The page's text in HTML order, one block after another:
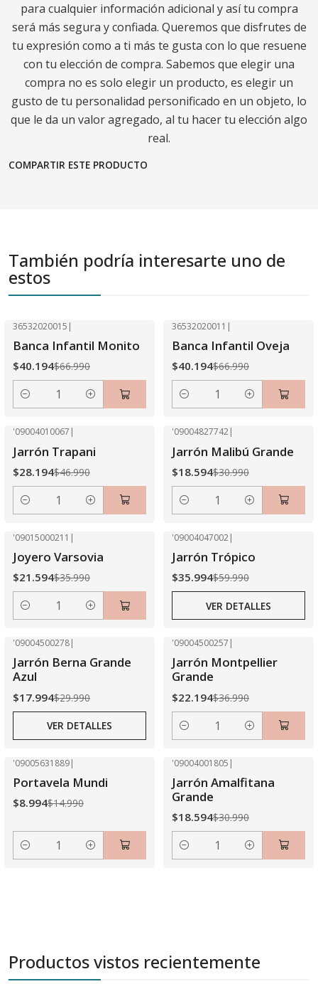
para cualquier información adicional y así tu compra
será más segura y confiada. Queremos que disfrutes de
tu expresión como a ti más te gusta con lo que resuene
con tu elección de compra. Sabemos que elegir una
compra no es solo elegir un producto, es elegir un
gusto de tu personalidad personificado en un objeto, lo
que le da un valor agregado, al tu hacer tu elección algo
real.
COMPARTIR ESTE PRODUCTO
También podría interesarte uno de
estos
36532020015 |
Banca Infantil Monito
$40.194$66.990
Cantidad
36532020011 |
Banca Infantil Oveja
$40.194$66.990
Cantidad
'09004010067 |
Jarrón Trapani
$28.194$46.990
Cantidad
'09004827742|
Jarrón Malibú Grande
$18.594$30.990
Cantidad
'09015000211 |
Joyero Varsovia
$21.594$35.990
Cantidad
'09004047002|
Jarrón Trópico
$35.994$59.990
VER DETALLES
Agotado
'09004500278|
Jarrón Berna Grande
Azul
$17.994$29.990
VER DETALLES
'09004500257 |
Jarrón Montpellier
Grande
$22.194$36.990
Cantidad
'09005631889|
Portavela Mundi
$8.994$14.990
Cantidad
'09004001805 |
Jarrón Amalfitana
Grande
$18.594$30.990
Cantidad
Productos vistos recientemente